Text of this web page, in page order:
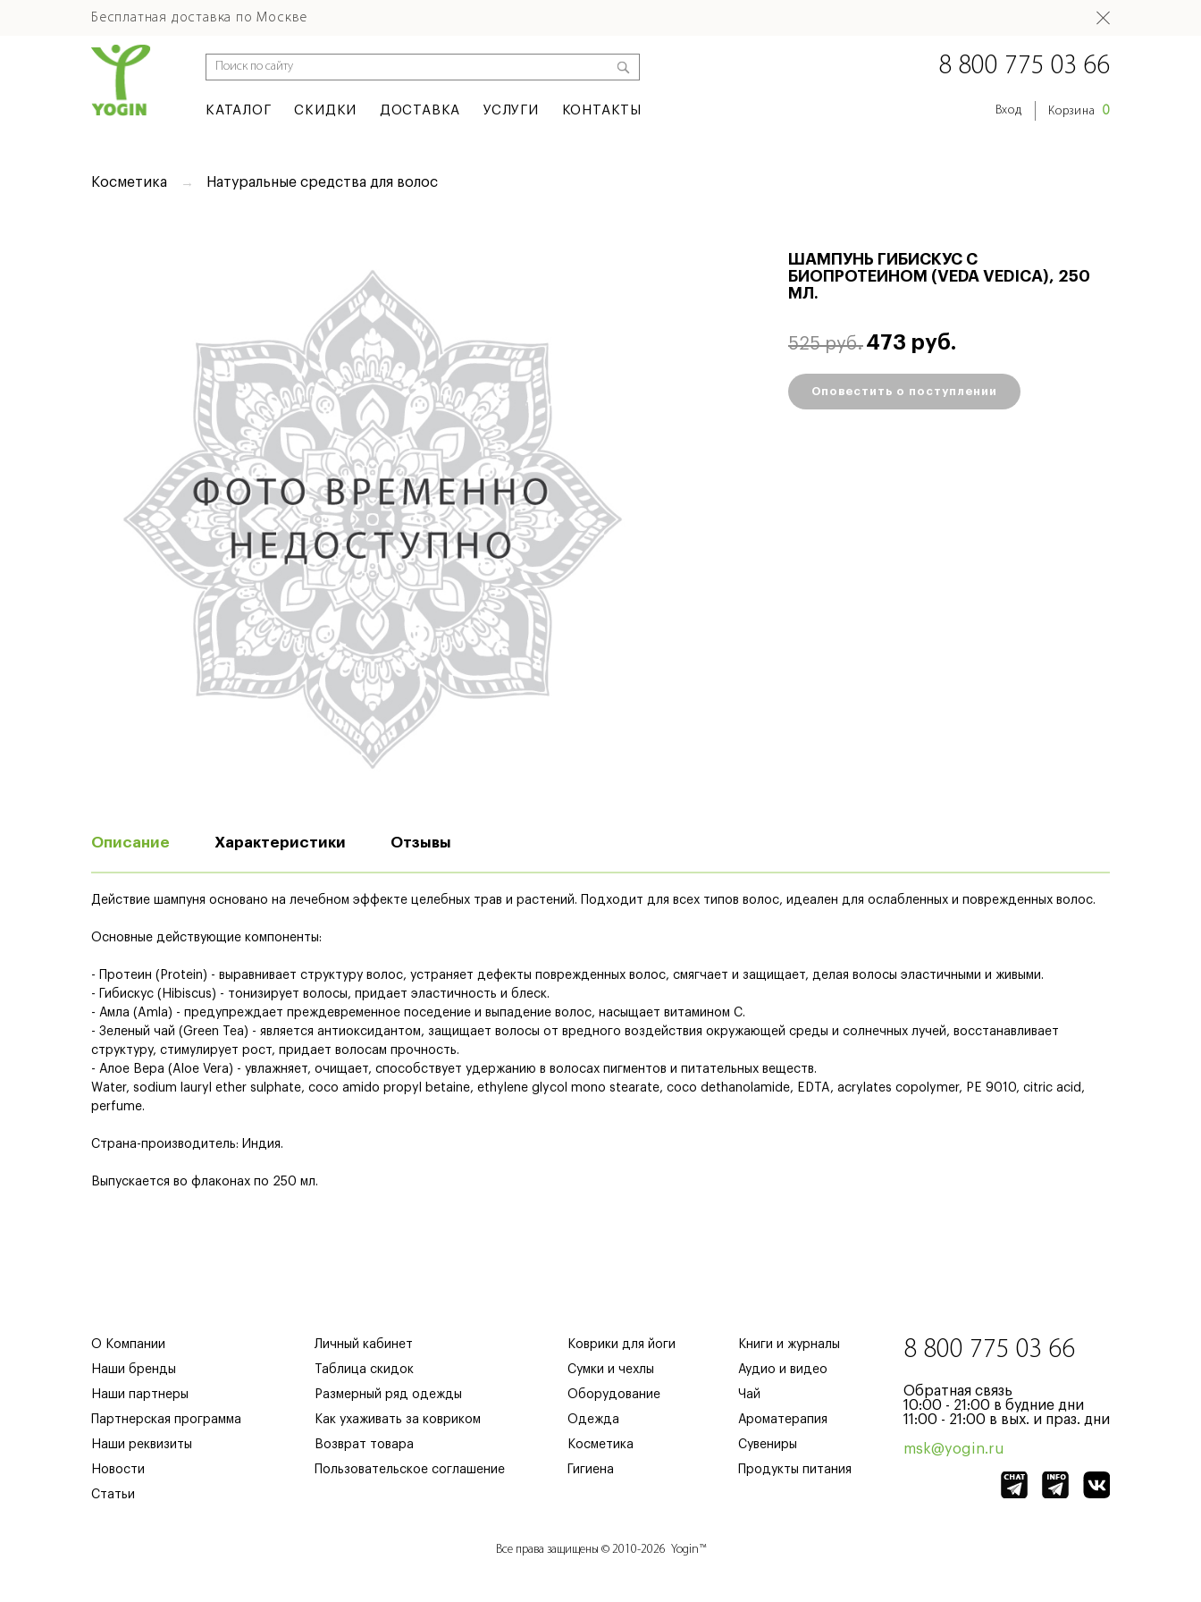
Бесплатная доставка по Москве
КАТАЛОГ СКИДКИ ДОСТАВКА УСЛУГИ КОНТАКТЫ
8 800 775 03 66
Вход Корзина 0
Косметика Натуральные средства для волос
ШАМПУНЬ ГИБИСКУС С
БИОПРОТЕИНОМ (VEDA VEDICA), 250
МЛ.
525 руб. 473 руб.
Оповестить о поступлении
Описание Характеристики Отзывы
Действие шампуня основано на лечебном эффекте целебных трав и растений. Подходит для всех типов волос, идеален для ослабленных и поврежденных волос.
Основные действующие компоненты:
- Протеин (Protein) - выравнивает структуру волос, устраняет дефекты поврежденных волос, смягчает и защищает, делая волосы эластичными и живыми.
- Гибискус (Hibiscus) - тонизирует волосы, придает эластичность и блеск.
- Амла (Amla) - предупреждает преждевременное поседение и выпадение волос, насыщает витамином С.
- Зеленый чай (Green Tea) - является антиоксидантом, защищает волосы от вредного воздействия окружающей среды и солнечных лучей, восстанавливает
структуру, стимулирует рост, придает волосам прочность.
- Алое Вера (Aloe Vera) - увлажняет, очищает, способствует удержанию в волосах пигментов и питательных веществ.
Water, sodium lauryl ether sulphate, coco amido propyl betaine, ethylene glycol mono stearate, coco dethanolamide, EDTA, acrylates copolymer, PE 9010, citric acid,
perfume.
Страна-производитель: Индия.
Выпускается во флаконах по 250 мл.
О Компании
Наши бренды
Наши партнеры
Партнерская программа
Наши реквизиты
Новости
Статьи
Личный кабинет
Таблица скидок
Размерный ряд одежды
Как ухаживать за ковриком
Возврат товара
Пользовательское соглашение
Коврики для йоги
Сумки и чехлы
Оборудование
Одежда
Косметика
Гигиена
Книги и журналы
Аудио и видео
Чай
Ароматерапия
Сувениры
Продукты питания
8 800 775 03 66
Обратная связь
10:00 - 21:00 в будние дни
11:00 - 21:00 в вых. и праз. дни
msk@yogin.ru
Все права защищены © 2010-2026 Yogin™